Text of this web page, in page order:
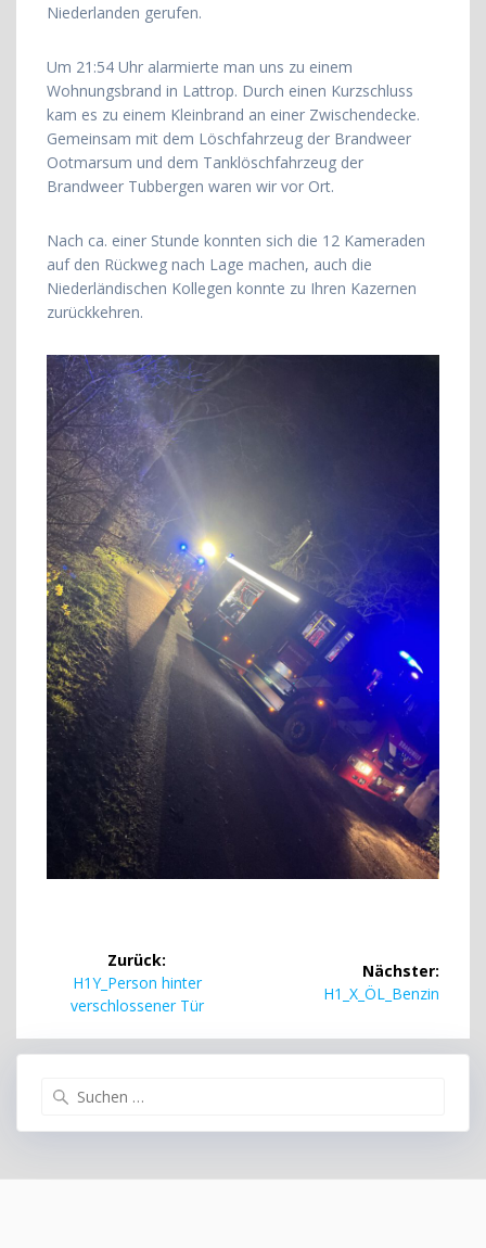
Niederlanden gerufen.
Um 21:54 Uhr alarmierte man uns zu einem
Wohnungsbrand in Lattrop. Durch einen Kurzschluss
kam es zu einem Kleinbrand an einer Zwischendecke.
Gemeinsam mit dem Löschfahrzeug der Brandweer
Ootmarsum und dem Tanklöschfahrzeug der
Brandweer Tubbergen waren wir vor Ort.
Nach ca. einer Stunde konnten sich die 12 Kameraden
auf den Rückweg nach Lage machen, auch die
Niederländischen Kollegen konnte zu Ihren Kazernen
zurückkehren.
Beitragsnavigation
Zurück:
Vorheriger
Beitrag:
H1Y_Person hinter
verschlossener Tür
Nächster:
Nächster
H1_X_ÖL_Benzin